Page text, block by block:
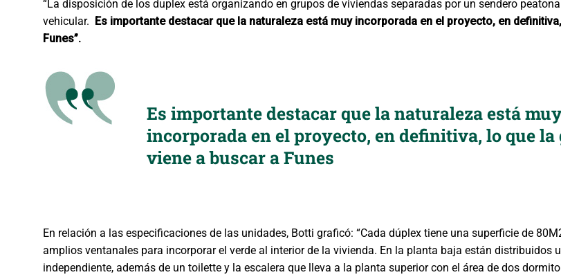
“La disposición de los duplex está organizando en grupos de viviendas separadas por un sendero
vehicular. Es importante destacar que la naturaleza está muy incorporada en el proyecto, en
Funes”.
Es importante destacar que la naturaleza está
incorporada en el proyecto, en definitiva, lo que la
viene a buscar a Funes
En relación a las especificaciones de las unidades, Botti graficó: “Cada dúplex tiene una superficie de
amplios ventanales para incorporar el verde al interior de la vivienda. En la planta baja están distribuidos
independiente, además de un toilette y la escalera que lleva a la planta superior con el área de dos